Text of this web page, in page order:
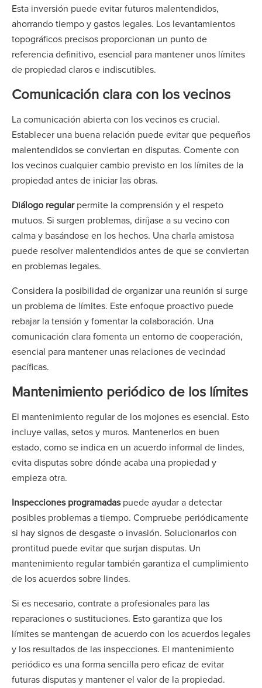
Esta inversión puede evitar futuros malentendidos,
ahorrando tiempo y gastos legales. Los levantamientos
topográficos precisos proporcionan un punto de
referencia definitivo, esencial para mantener unos límites
de propiedad claros e indiscutibles.
Comunicación clara con los vecinos
La comunicación abierta con los vecinos es crucial.
Establecer una buena relación puede evitar que pequeños
malentendidos se conviertan en disputas. Comente con
los vecinos cualquier cambio previsto en los límites de la
propiedad antes de iniciar las obras.
Diálogo regularpermite la comprensión y el respeto
mutuos. Si surgen problemas, diríjase a su vecino con
calma y basándose en los hechos. Una charla amistosa
puede resolver malentendidos antes de que se conviertan
en problemas legales.
Considera la posibilidad de organizar una reunión si surge
un problema de límites. Este enfoque proactivo puede
rebajar la tensión y fomentar la colaboración. Una
comunicación clara fomenta un entorno de cooperación,
esencial para mantener unas relaciones de vecindad
pacíficas.
Mantenimiento periódico de los límites
El mantenimiento regular de los mojones es esencial. Esto
incluye vallas, setos y muros. Mantenerlos en buen
estado, como se indica en un acuerdo informal de lindes,
evita disputas sobre dónde acaba una propiedad y
empieza otra.
Inspecciones programadaspuede ayudar a detectar
posibles problemas a tiempo. Compruebe periódicamente
si hay signos de desgaste o invasión. Solucionarlos con
prontitud puede evitar que surjan disputas. Un
mantenimiento regular también garantiza el cumplimiento
de los acuerdos sobre lindes.
Si es necesario, contrate a profesionales para las
reparaciones o sustituciones. Esto garantiza que los
límites se mantengan de acuerdo con los acuerdos legales
y los resultados de las inspecciones. El mantenimiento
periódico es una forma sencilla pero eficaz de evitar
futuras disputas y mantener el valor de la propiedad.